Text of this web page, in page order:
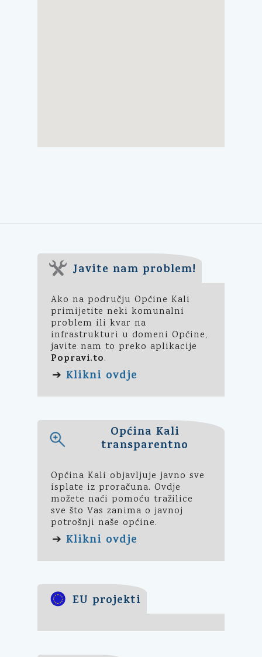
Javite nam problem!
Ako na području Općine Kali
primijetite neki komunalni
problem ili kvar na
infrastrukturi u domeni Općine,
javite nam to preko aplikacije
Popravi.to.
➔ Klikni ovdje
Općina Kali
transparentno
Općina Kali objavljuje javno sve
isplate iz proračuna. Ovdje
možete naći pomoću tražilice
sve što Vas zanima o javnoj
potrošnji naše općine.
➔ Klikni ovdje
EU projekti